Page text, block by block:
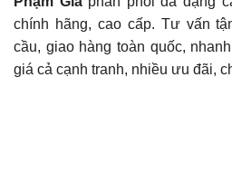
chính hãng, cao cấp. Tư vấn
cầu, giao hàng toàn quốc,
giá cả cạnh tranh, nhiều ưu đãi,